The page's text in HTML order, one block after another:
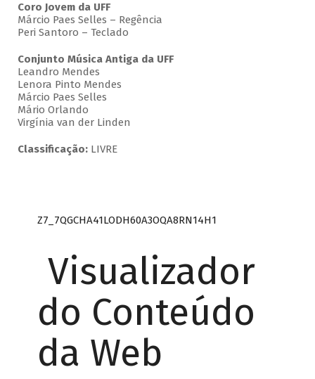
Coro Jovem da UFF
Márcio Paes Selles – Regência
Peri Santoro – Teclado
Conjunto Música Antiga da UFF
Leandro Mendes
Lenora Pinto Mendes
Márcio Paes Selles
Mário Orlando
Virgínia van der Linden
Classificação:LIVRE
Z7_7QGCHA41LODH60A3OQA8RN14H1
Visualizador
do Conteúdo
da Web